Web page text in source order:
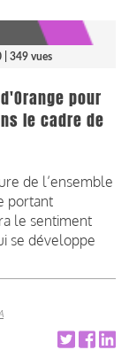
| 349 vues
pour
le cadre de
de l’ensemble
portant
le sentiment
se développe